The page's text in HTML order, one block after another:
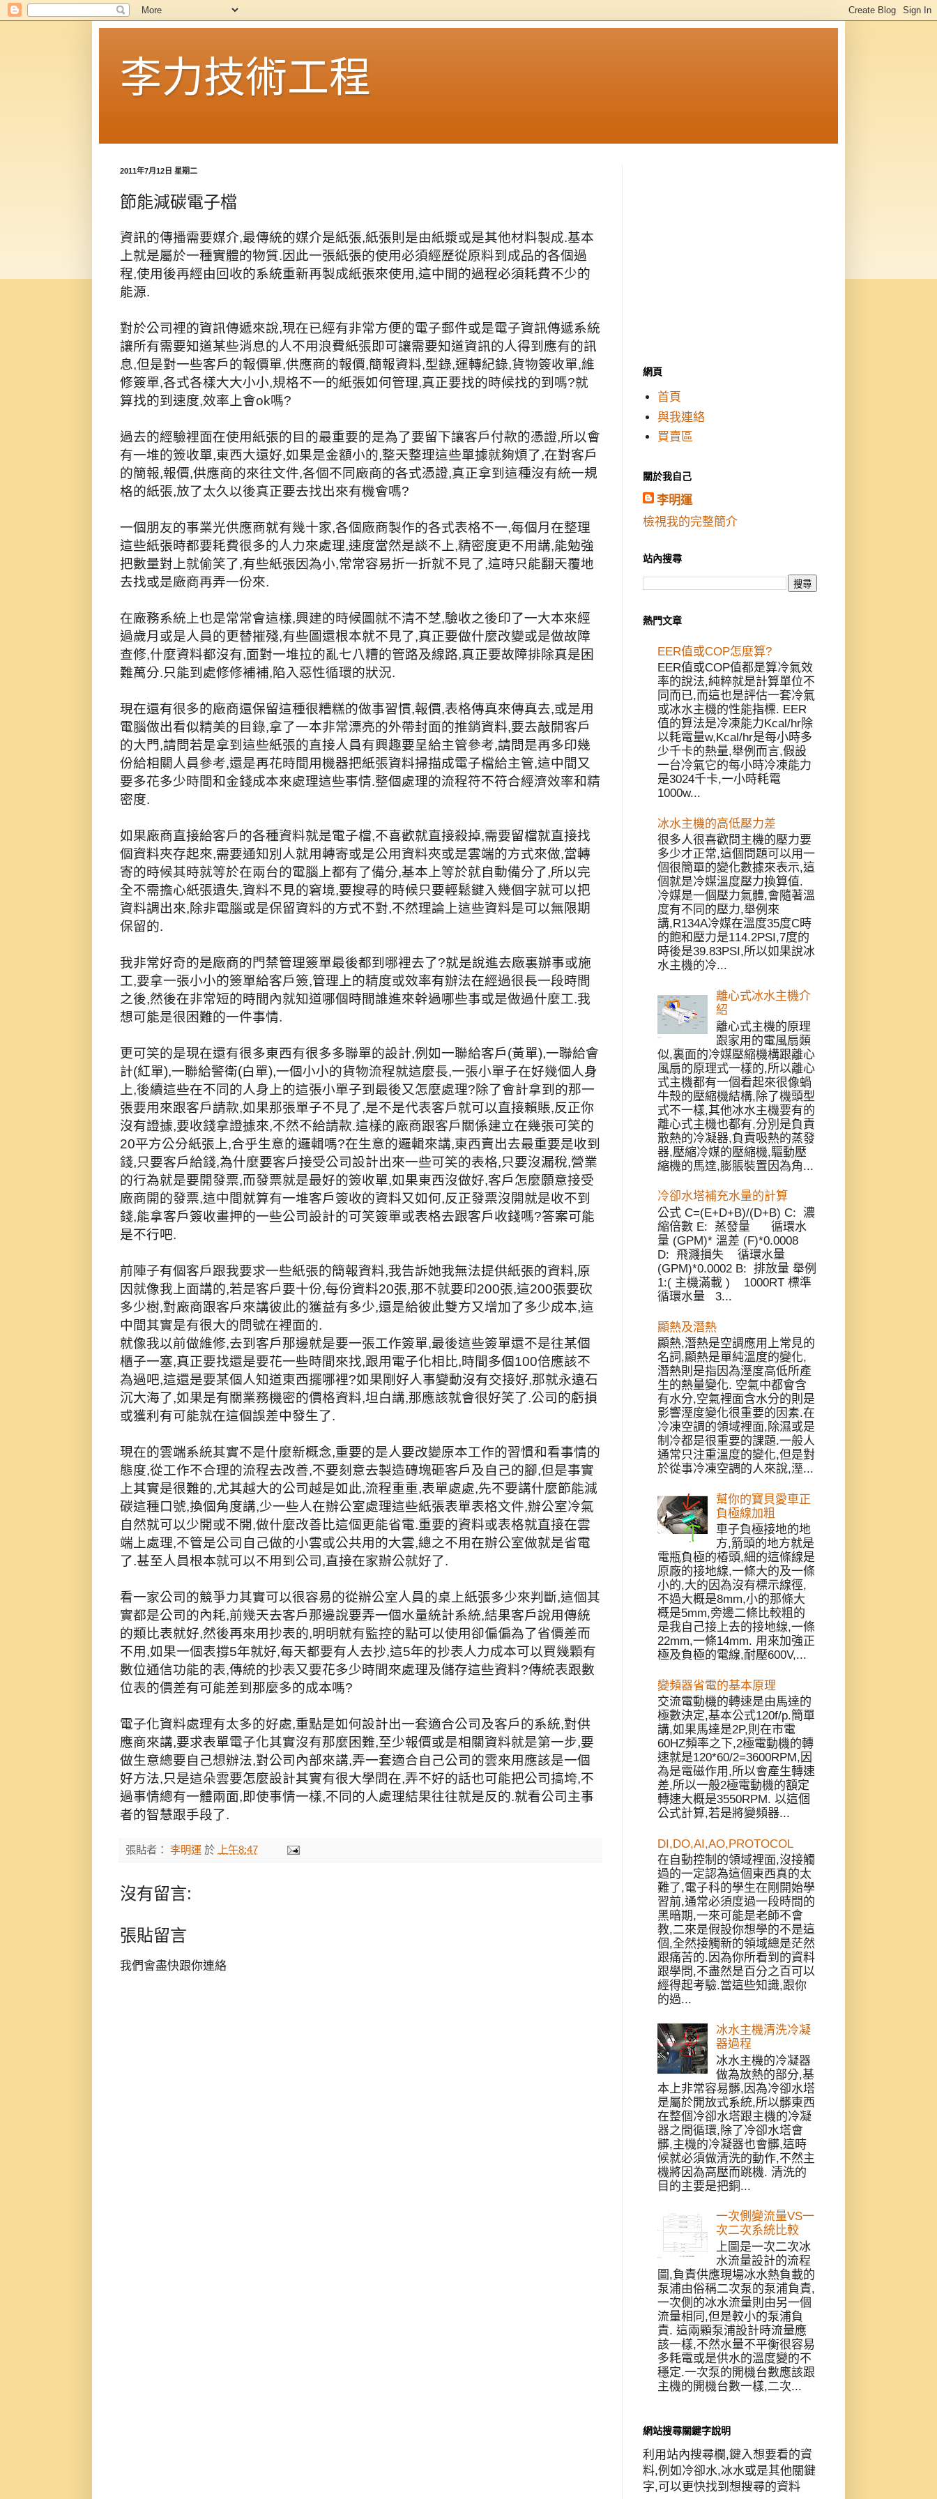
李力技術工程
2011年7月12日 星期二
節能減碳電子檔
資訊的傳播需要媒介,最傳統的媒介是紙張,紙張則是由紙漿或是其他材料製成.基本
上就是屬於一種實體的物質.因此一張紙張的使用必須經歷從原料到成品的各個過
程,使用後再經由回收的系統重新再製成紙張來使用,這中間的過程必須耗費不少的
能源.
對於公司裡的資訊傳遞來說,現在已經有非常方便的電子郵件或是電子資訊傳遞系統
讓所有需要知道某些消息的人不用浪費紙張即可讓需要知道資訊的人得到應有的訊
息,但是對一些客戶的報價單,供應商的報價,簡報資料,型錄,運轉紀錄,貨物簽收單,維
修簽單,各式各樣大大小小,規格不一的紙張如何管理,真正要找的時候找的到嗎?就
算找的到速度,效率上會ok嗎?
過去的經驗裡面在使用紙張的目的最重要的是為了要留下讓客戶付款的憑證,所以會
有一堆的簽收單,東西大還好,如果是金額小的,整天整理這些單據就夠煩了,在對客戶
的簡報,報價,供應商的來往文件,各個不同廠商的各式憑證,真正拿到這種沒有統一規
格的紙張,放了太久以後真正要去找出來有機會嗎?
一個朋友的事業光供應商就有幾十家,各個廠商製作的各式表格不一,每個月在整理
這些紙張時都要耗費很多的人力來處理,速度當然是談不上,精密度更不用講,能勉強
把數量對上就偷笑了,有些紙張因為小,常常容易折一折就不見了,這時只能翻天覆地
去找或是廠商再弄一份來.
在廠務系統上也是常常會這樣,興建的時候圖就不清不椘,驗收之後印了一大本來經
過歲月或是人員的更替摧殘,有些圖還根本就不見了,真正要做什麼改變或是做故障
查修,什麼資料都沒有,面對一堆拉的亂七八糟的管路及線路,真正要故障排除真是困
難萬分.只能到處修修補補,陷入惡性循環的狀況.
現在還有很多的廠商還保留這種很糟糕的做事習慣,報價,表格傳真來傳真去,或是用
電腦做出看似精美的目錄,拿了一本非常漂亮的外帶封面的推銷資料,要去敲開客戶
的大門,請問若是拿到這些紙張的直接人員有興趣要呈給主管參考,請問是再多印幾
份給相關人員參考,還是再花時間用機器把紙張資料掃描成電子檔給主管,這中間又
要多花多少時間和金錢成本來處理這些事情.整個處理的流程符不符合經濟效率和精
密度.
如果廠商直接給客戶的各種資料就是電子檔,不喜歡就直接殺掉,需要留檔就直接找
個資料夾存起來,需要通知別人就用轉寄或是公用資料夾或是雲端的方式來做,當轉
寄的時候其時就等於在兩台的電腦上都有了備分,基本上等於就自動備分了,所以完
全不需擔心紙張遺失,資料不見的窘境,要搜尋的時候只要輕鬆鍵入幾個字就可以把
資料調出來,除非電腦或是保留資料的方式不對,不然理論上這些資料是可以無限期
保留的.
我非常好奇的是廠商的門禁管理簽單最後都到哪裡去了?就是說進去廠裏辦事或施
工,要拿一張小小的簽單給客戶簽,管理上的精度或效率有辦法在經過很長一段時間
之後,然後在非常短的時間內就知道哪個時間誰進來幹過哪些事或是做過什麼工.我
想可能是很困難的一件事情.
更可笑的是現在還有很多東西有很多多聯單的設計,例如一聯給客戶(黃單),一聯給會
計(紅單),一聯給警衛(白單),一個小小的貨物流程就這麼長,一張小單子在好幾個人身
上,後續這些在不同的人身上的這張小單子到最後又怎麼處理?除了會計拿到的那一
張要用來跟客戶請款,如果那張單子不見了,是不是代表客戶就可以直接賴賬,反正你
沒有證據,要收錢拿證據來,不然不給請款.這樣的廠商跟客戶關係建立在幾張可笑的
20平方公分紙張上,合乎生意的邏輯嗎?在生意的邏輯來講,東西賣出去最重要是收到
錢,只要客戶給錢,為什麼要客戶接受公司設計出來一些可笑的表格,只要沒漏稅,營業
的行為就是要開發票,而發票就是最好的簽收單,如果東西沒做好,客戶怎麼願意接受
廠商開的發票,這中間就算有一堆客戶簽收的資料又如何,反正發票沒開就是收不到
錢,能拿客戶簽收畫押的一些公司設計的可笑簽單或表格去跟客戶收錢嗎?答案可能
是不行吧.
前陣子有個客戶跟我要求一些紙張的簡報資料,我告訴她我無法提供紙張的資料,原
因就像我上面講的,若是客戶要十份,每份資料20張,那不就要印200張,這200張要砍
多少樹,對廠商跟客戶來講彼此的獲益有多少,還是給彼此雙方又增加了多少成本,這
中間其實是有很大的問號在裡面的.
就像我以前做維修,去到客戶那邊就是要一張工作簽單,最後這些簽單還不是往某個
櫃子一塞,真正要找還是要花一些時間來找,跟用電子化相比,時間多個100倍應該不
為過吧,這還是要某個人知道東西擺哪裡?如果剛好人事變動沒有交接好,那就永遠石
沉大海了,如果是有關業務機密的價格資料,坦白講,那應該就會很好笑了.公司的虧損
或獲利有可能就在這個誤差中發生了.
現在的雲端系統其實不是什麼新概念,重要的是人要改變原本工作的習慣和看事情的
態度,從工作不合理的流程去改善,不要刻意去製造磚塊砸客戶及自己的腳,但是事實
上其實是很難的,尤其越大的公司越是如此,流程重重,表單處處,先不要講什麼節能減
碳這種口號,換個角度講,少一些人在辦公室處理這些紙張表單表格文件,辦公室冷氣
自然就可以少開或不開,做什麼改善比這個更能省電.重要的資料或表格就直接在雲
端上處理,不管是公司自己做的小雲或公共用的大雲,總之不用在辦公室做就是省電
了.甚至人員根本就可以不用到公司,直接在家辦公就好了.
看一家公司的競爭力其實可以很容易的從辦公室人員的桌上紙張多少來判斷,這個其
實都是公司的內耗,前幾天去客戶那邊說要弄一個水量統計系統,結果客戶說用傳統
的類比表就好,然後再來用抄表的,明明就有監控的點可以使用卻偏偏為了省價差而
不用,如果一個表撐5年就好,每天都要有人去抄,這5年的抄表人力成本可以買幾顆有
數位通信功能的表,傳統的抄表又要花多少時間來處理及儲存這些資料?傳統表跟數
位表的價差有可能差到那麼多的成本嗎?
電子化資料處理有太多的好處,重點是如何設計出一套適合公司及客戶的系統,對供
應商來講,要求表單電子化其實沒有那麼困難,至少報價或是相關資料就是第一步,要
做生意總要自己想辦法,對公司內部來講,弄一套適合自己公司的雲來用應該是一個
好方法,只是這朵雲要怎麼設計其實有很大學問在,弄不好的話也可能把公司搞垮,不
過事情總有一體兩面,即使事情一樣,不同的人處理結果往往就是反的.就看公司主事
者的智慧跟手段了.
張貼者： 李明運 於 上午8:47
沒有留言:
張貼留言
我們會盡快跟你連絡
網頁
首頁
與我連絡
買賣區
關於我自己
李明運
檢視我的完整簡介
站內搜尋
熱門文章
EER值或COP怎麼算?
EER值或COP值都是算冷氣效
率的說法,純粹就是計算單位不
同而已,而這也是評估一套冷氣
或冰水主機的性能指標. EER
值的算法是冷凍能力Kcal/hr除
以耗電量w,Kcal/hr是每小時多
少千卡的熱量,舉例而言,假設
一台冷氣它的每小時冷凍能力
是3024千卡,一小時耗電
1000w...
冰水主機的高低壓力差
很多人很喜歡問主機的壓力要
多少才正常,這個問題可以用一
個很簡單的變化數據來表示,這
個就是冷媒溫度壓力換算值.
冷媒是一個壓力氣體,會隨著溫
度有不同的壓力,舉例來
講,R134A冷媒在溫度35度C時
的飽和壓力是114.2PSI,7度的
時後是39.83PSI,所以如果說冰
水主機的冷...
離心式冰水主機介
紹
離心式主機的原理
跟家用的電風扇類
似,裏面的冷媒壓縮機構跟離心
風扇的原理式一樣的,所以離心
式主機都有一個看起來很像蝸
牛殼的壓縮機結構,除了機頭型
式不一樣,其他冰水主機要有的
離心式主機也都有,分別是負責
散熱的冷凝器,負責吸熱的蒸發
器,壓縮冷媒的壓縮機,驅動壓
縮機的馬達,膨脹裝置因為角...
冷卻水塔補充水量的計算
公式 C=(E+D+B)/(D+B) C: 濃
縮倍數 E: 蒸發量 循環水
量 (GPM)* 溫差 (F)*0.0008
D: 飛濺損失 循環水量
(GPM)*0.0002 B: 排放量 舉例
1:( 主機滿載 ) 1000RT 標準
循環水量 3...
顯熱及潛熱
顯熱,潛熱是空調應用上常見的
名詞,顯熱是單純溫度的變化,
潛熱則是指因為溼度高低所產
生的熱量變化. 空氣中都會含
有水分,空氣裡面含水分的則是
影響溼度變化很重要的因素.在
冷凍空調的領域裡面,除濕或是
制冷都是很重要的課題.一般人
通常只注重溫度的變化,但是對
於從事冷凍空調的人來說,溼...
幫你的寶貝愛車正
負極線加粗
車子負極接地的地
方,箭頭的地方就是
電瓶負極的樁頭,細的這條線是
原廠的接地線,一條大的及一條
小的,大的因為沒有標示線徑,
不過大概是8mm,小的那條大
概是5mm,旁邊二條比較粗的
是我自己接上去的接地線,一條
22mm,一條14mm. 用來加強正
極及負極的電線,耐壓600V,...
變頻器省電的基本原理
交流電動機的轉速是由馬達的
極數決定,基本公式120f/p.簡單
講,如果馬達是2P,則在市電
60HZ頻率之下,2極電動機的轉
速就是120*60/2=3600RPM,因
為是電磁作用,所以會產生轉速
差,所以一般2極電動機的額定
轉速大概是3550RPM. 以這個
公式計算,若是將變頻器...
DI,DO,AI,AO,PROTOCOL
在自動控制的領域裡面,沒接觸
過的一定認為這個東西真的太
難了,電子科的學生在剛開始學
習前,通常必須度過一段時間的
黑暗期,一來可能是老師不會
教,二來是假設你想學的不是這
個,全然接觸新的領域總是茫然
跟痛苦的.因為你所看到的資料
跟學問,不盡然是百分之百可以
經得起考驗.當這些知識,跟你
的過...
冰水主機清洗冷凝
器過程
冰水主機的冷凝器
做為放熱的部分,基
本上非常容易髒,因為冷卻水塔
是屬於開放式系統,所以髒東西
在整個冷卻水塔跟主機的冷凝
器之間循環,除了冷卻水塔會
髒,主機的冷凝器也會髒,這時
候就必須做清洗的動作,不然主
機將因為高壓而跳機. 清洗的
目的主要是把銅...
一次側變流量VS一
次二次系統比較
上圖是一次二次冰
水流量設計的流程
圖,負責供應現場冰水熱負載的
泵浦由俗稱二次泵的泵浦負責,
一次側的冰水流量則由另一個
流量相同,但是較小的泵浦負
責. 這兩顆泵浦設計時流量應
該一樣,不然水量不平衡很容易
多耗電或是供水的溫度變的不
穩定.一次泵的開機台數應該跟
主機的開機台數一樣,二次...
網站搜尋關鍵字說明
利用站內搜尋欄,鍵入想要看的資
料,例如冷卻水,冰水或是其他關鍵
字,可以更快找到想搜尋的資料